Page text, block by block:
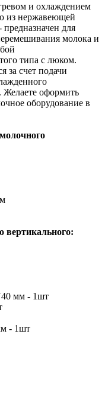
и охлаждением
из нержавеющей
для
молока и
типа с люком.
за счет подачи
Желаете оформить
оборудование в
вертикального:
мм - 1шт
- 1шт